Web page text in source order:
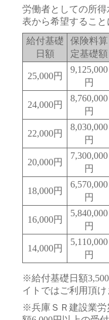
労働者としての所
表から希望すること
給付基礎
日額
保険料算
定基礎額
25,000円
9,125,000
円
24,000円
8,760,000
円
22,000円
8,030,000
円
20,000円
7,300,000
円
18,000円
6,570,000
円
16,000円
5,840,000
円
14,000円
5,110,000
円
※給付基礎日額
イトではご利用頂け
※兵庫ＳＲ建設業労